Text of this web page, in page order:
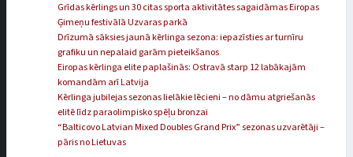
Grīdas kērlings un 30 citas sporta aktivitātes sagaidāmas Eiropas
Ģimeņu festivālā Uzvaras parkā
Drīzumā sāksies jaunā kērlinga sezona: iepazīsties ar turnīru
grafiku un nepalaid garām pieteikšanos
Eiropas kērlinga elite paplašinās: Ostravā starp 12 labākajām
komandām arī Latvija
Kērlinga jubilejas sezonas lielākie lēcieni – no dāmu atgriešanās
elitē līdz paraolimpisko spēļu bronzai
“Balticovo Latvian Mixed Doubles Grand Prix” sezonas uzvarētāji –
pāris no Lietuvas